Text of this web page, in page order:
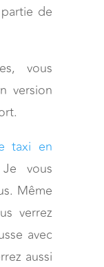
de
vous
version
taxi en
vous
Même
verrez
avec
aussi